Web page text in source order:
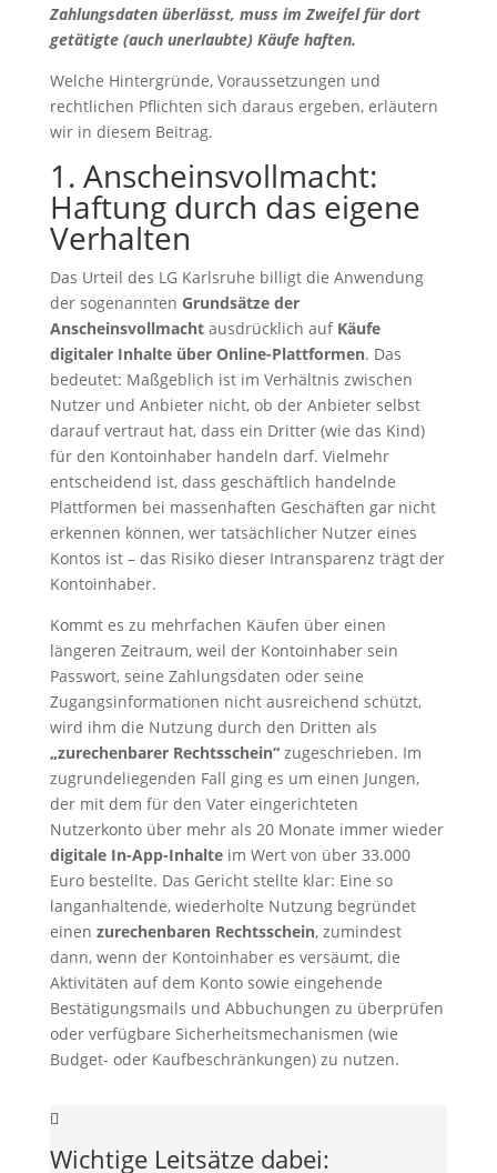
Zahlungsdaten überlässt, muss im Zweifel für dort
getätigte (auch unerlaubte) Käufe haften.
Welche Hintergründe, Voraussetzungen und
rechtlichen Pflichten sich daraus ergeben, erläutern
wir in diesem Beitrag.
1. Anscheinsvollmacht:
Haftung durch das eigene
Verhalten
Das Urteil des LG Karlsruhe billigt die Anwendung
der sogenannten Grundsätze der
Anscheinsvollmachtausdrücklich auf Käufe
digitaler Inhalte über Online-Plattformen. Das
bedeutet: Maßgeblich ist im Verhältnis zwischen
Nutzer und Anbieter nicht, ob der Anbieter selbst
darauf vertraut hat, dass ein Dritter (wie das Kind)
für den Kontoinhaber handeln darf. Vielmehr
entscheidend ist, dass geschäftlich handelnde
Plattformen bei massenhaften Geschäften gar nicht
erkennen können, wer tatsächlicher Nutzer eines
Kontos ist – das Risiko dieser Intransparenz trägt der
Kontoinhaber.
Kommt es zu mehrfachen Käufen über einen
längeren Zeitraum, weil der Kontoinhaber sein
Passwort, seine Zahlungsdaten oder seine
Zugangsinformationen nicht ausreichend schützt,
wird ihm die Nutzung durch den Dritten als
„zurechenbarer Rechtsschein“zugeschrieben. Im
zugrundeliegenden Fall ging es um einen Jungen,
der mit dem für den Vater eingerichteten
Nutzerkonto über mehr als 20 Monate immer wieder
digitale In-App-Inhalteim Wert von über 33.000
Euro bestellte. Das Gericht stellte klar: Eine so
langanhaltende, wiederholte Nutzung begründet
einen zurechenbaren Rechtsschein, zumindest
dann, wenn der Kontoinhaber es versäumt, die
Aktivitäten auf dem Konto sowie eingehende
Bestätigungsmails und Abbuchungen zu überprüfen
oder verfügbare Sicherheitsmechanismen (wie
Budget- oder Kaufbeschränkungen) zu nutzen.
Wichtige Leitsätze dabei: